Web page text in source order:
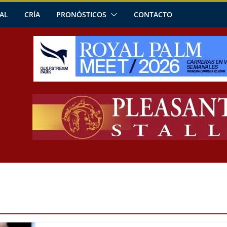
CRÍA PRONÓSTICOS CONTACTO